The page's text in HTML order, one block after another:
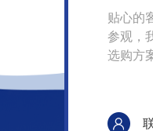
贴心的
参观，
选购方